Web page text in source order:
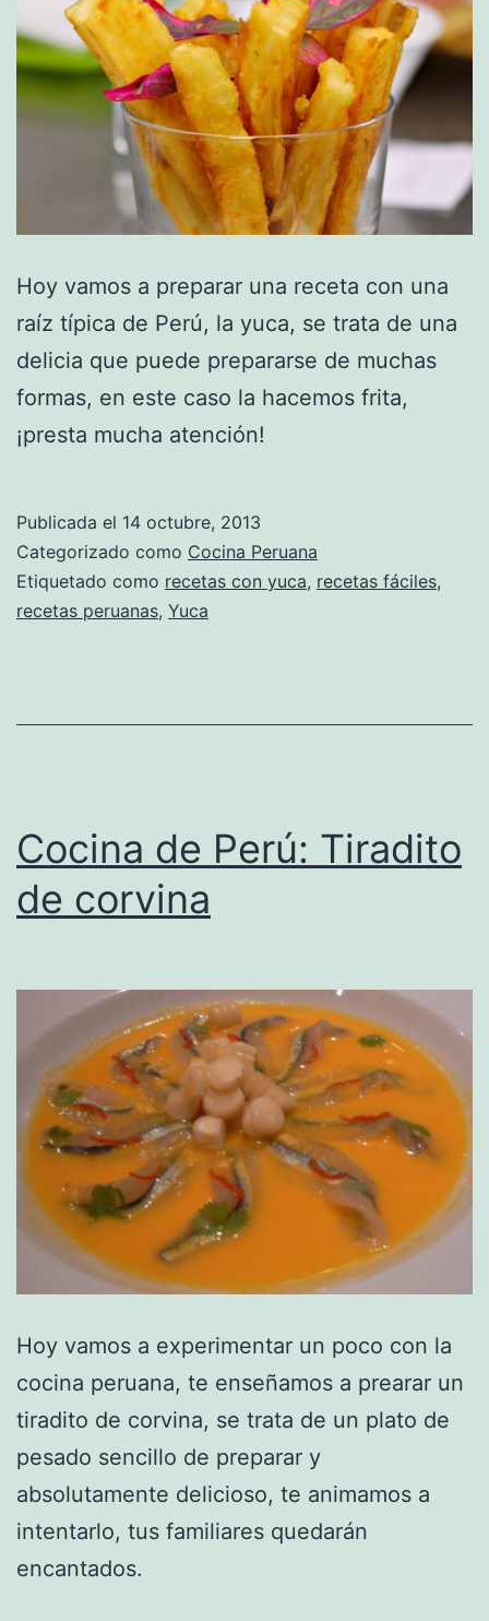
Hoy vamos a preparar una receta con una
raíz típica de Perú, la yuca, se trata de una
delicia que puede prepararse de muchas
formas, en este caso la hacemos frita,
¡presta mucha atención!
Publicada el 14 octubre, 2013
Categorizado como Cocina Peruana
Etiquetado como recetas con yuca, recetas fáciles,
recetas peruanas, Yuca
Cocina de Perú: Tiradito
de corvina
Hoy vamos a experimentar un poco con la
cocina peruana, te enseñamos a prearar un
tiradito de corvina, se trata de un plato de
pesado sencillo de preparar y
absolutamente delicioso, te animamos a
intentarlo, tus familiares quedarán
encantados.